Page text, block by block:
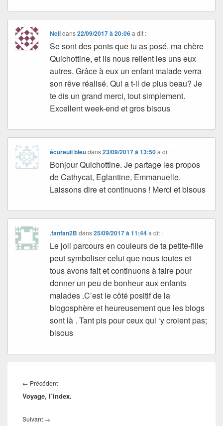
Nelldans22/09/2017 à 20:06 a dit :
Se sont des ponts que tu as posé, ma chère
Quichottine, et ils nous relient les uns eux
autres. Grâce à eux un enfant malade verra
son rêve réalisé. Qui a t-il de plus beau? Je
te dis un grand merci, tout simplement.
Excellent week-end et gros bisous
écureuil bleudans23/09/2017 à 13:50 a dit :
Bonjour Quichottine. Je partage les propos
de Cathycat, Eglantine, Emmanuelle.
Laissons dire et continuons ! Merci et bisous
.fanfan2B dans25/09/2017 à 11:44 a dit :
Le joli parcours en couleurs de ta petite-fille
peut symboliser celui que nous toutes et
tous avons fait et continuons à faire pour
donner un peu de bonheur aux enfants
malades .C’est le côté positif de la
blogosphère et heureusement que les blogs
sont là . Tant pis pour ceux qui ‘y croient pas;
bisous
de
l’article
← PrécédentArticle
précédent :
Voyage, l’index.
Suivant →